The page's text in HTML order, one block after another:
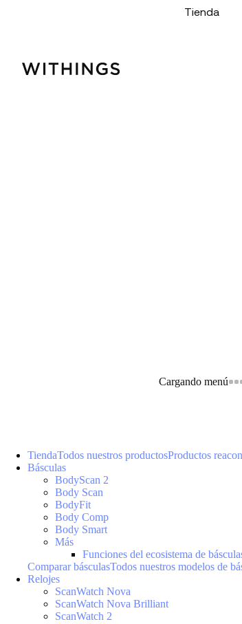
Tienda
Cargando menú
TiendaTodos nuestros productosProductos
Básculas
BodyScan 2
Body Scan
BodyFit
Body Comp
Body Smart
Más
Funciones del ecosistema de
Comparar básculasTodos nuestros modelos de
Relojes
ScanWatch Nova
ScanWatch Nova Brilliant
ScanWatch 2